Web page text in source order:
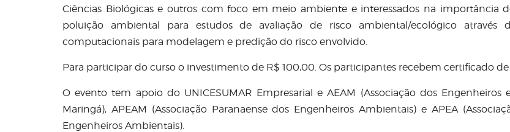
Ciências Biológicas e outros com foco em meio ambiente e interessados na importância
poluição ambiental para estudos de avaliação de risco ambiental/ecológico através
computacionais para modelagem e predição do risco envolvido.
Para participar do curso o investimento de R$ 100,00. Os participantes recebem certificado de
O evento tem apoio do UNICESUMAR Empresarial e AEAM (Associação dos Engenheiros
Maringá), APEAM (Associação Paranaense dos Engenheiros Ambientais) e APEA
Engenheiros Ambientais).